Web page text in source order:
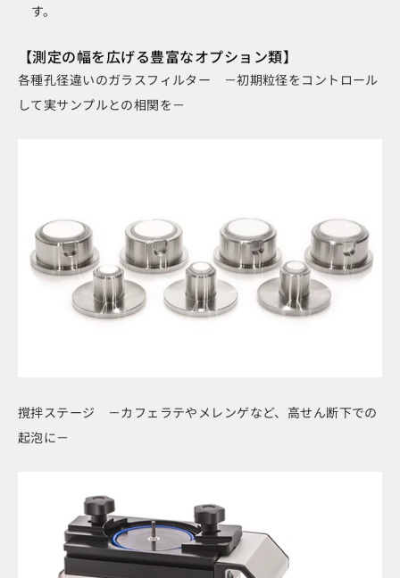
す。
【測定の幅を広げる豊富なオプション類】
各種孔径違いのガラスフィルター －初期粒径をコントロール
して実サンプルとの相関を－
撹拌ステージ －カフェラテやメレンゲなど、高せん断下での
起泡に－